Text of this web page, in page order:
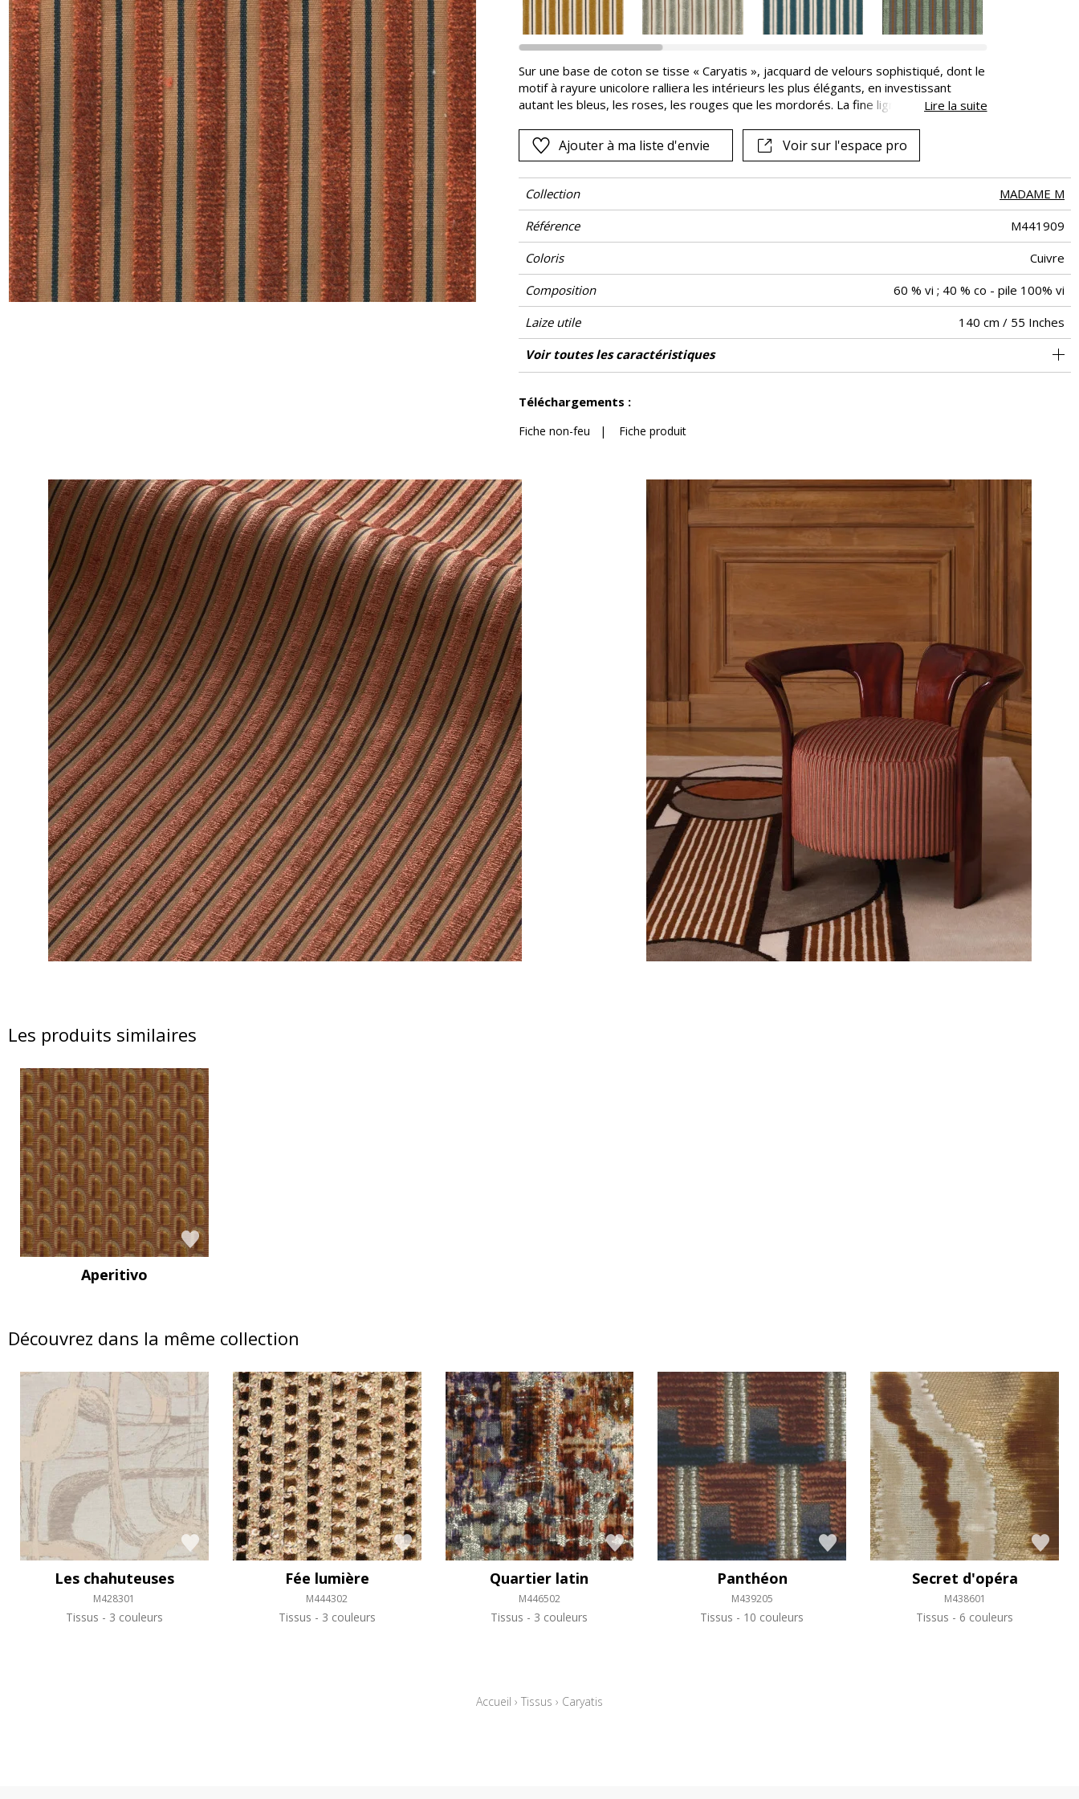
Satin
Taffetas
Velours
Rose
Vert
Violet
Sur une base de coton se tisse « Caryatis », jacquard de velours sophistiqué, dont le
motif à rayure unicolore ralliera les intérieurs les plus élégants, en investissant
autant les bleus, les roses, les rouges que les mordorés. La fine ligne contrastante,
exquis. La combinaison de viscose et de coton teinte « Caryatis » d’irisations
luxueuses. En vertu de la technique de l’épinglé coupé et non coupé, son méticuleux
qui en fait un choix idéal et fiable pour les confections d’assises à usage intensif.
Lire la suite
Ajouter à ma liste d'envie Voir sur l'espace pro
Collection
MADAME M
Référence
M441909
Coloris
Cuivre
Composition
60 % vi ; 40 % co - pile 100% vi
Laize utile
140 cm / 55 Inches
Raccord
Raccord libre
Test Martindale 40000
Usage martindale
Siège à usage intensif : >40,000 cycles (Martindale) et/ou >30,000
doubles rubs (Wyzenbeek)
Wyzenbeek 30000
Sens De large
Poids g/m² 515
Performance Accoustique aw - 0.15
Usage
Entretien
Pays d'origine Inde
Rapport Horizontal 2 cm / 1 Inches
Voir toutes les caractéristiques
Téléchargements :
Fiche non-feu | Fiche produit
Les produits similaires
Aperitivo
Découvrez dans la même collection
Les chahuteuses
M428301
Tissus 3 couleurs
Fée lumière
M444302
Tissus 3 couleurs
Quartier latin
M446502
Tissus 3 couleurs
Panthéon
M439205
Tissus 10 couleurs
Secret d'opéra
M438601
Tissus 6 couleurs